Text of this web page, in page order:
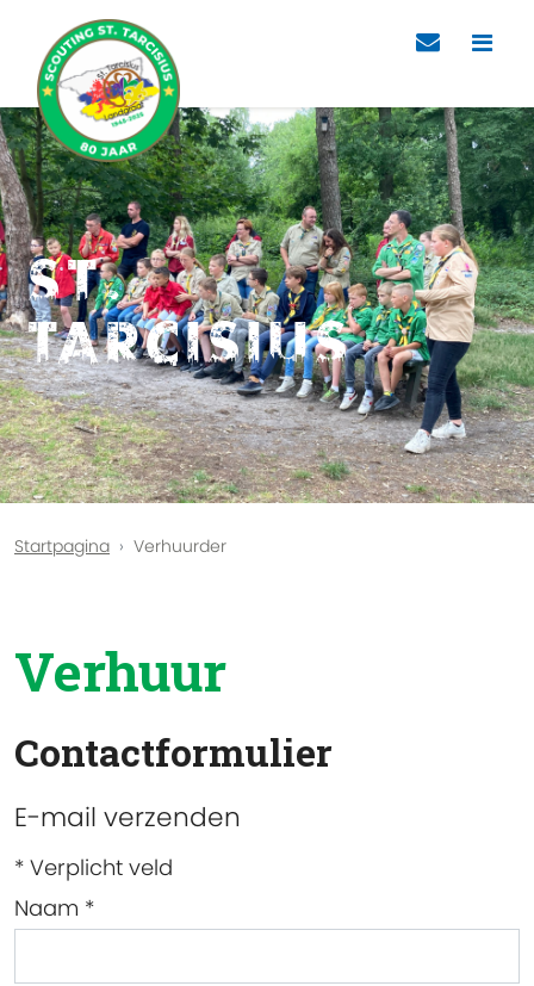
St.
Tarcisius
Startpagina Verhuurder
Verhuur
Contactformulier
E-mail verzenden
* Verplicht veld
Naam *